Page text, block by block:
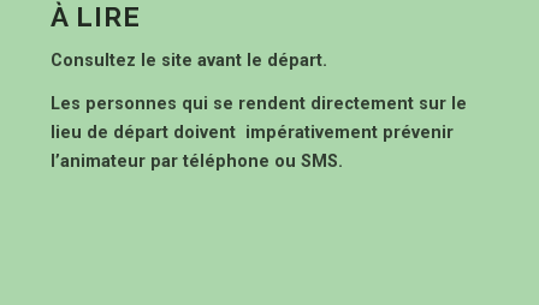
À LIRE
Consultez le site avant le départ.
Les personnes qui se rendent directement sur le
lieu de départ doivent impérativement prévenir
l’animateur par téléphone ou SMS.